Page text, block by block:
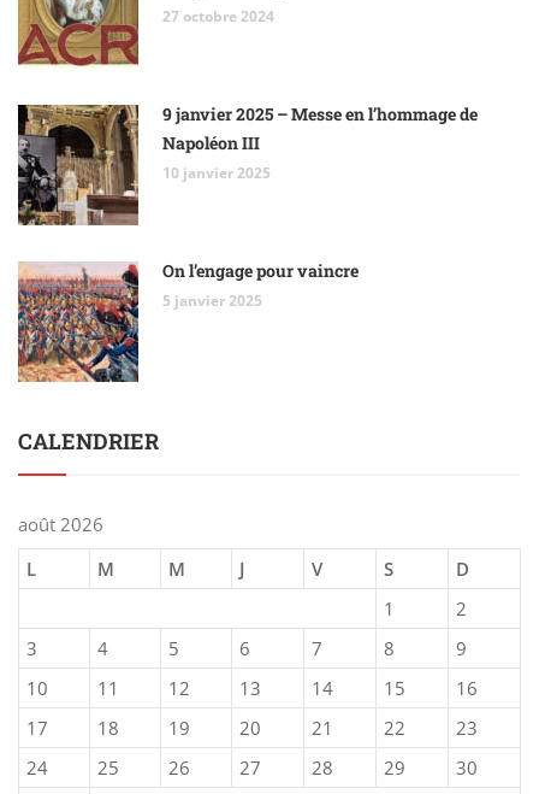
27 octobre 2024
9 janvier 2025 – Messe en l’hommage de
Napoléon III
10 janvier 2025
On l’engage pour vaincre
5 janvier 2025
CALENDRIER
août 2026
L
M M J V S
D
1
2
3
4 5 6 7 8
9
10
11 12 13 14 15
16
17
18 19 20 21 22
23
24
25 26 27 28 29
30